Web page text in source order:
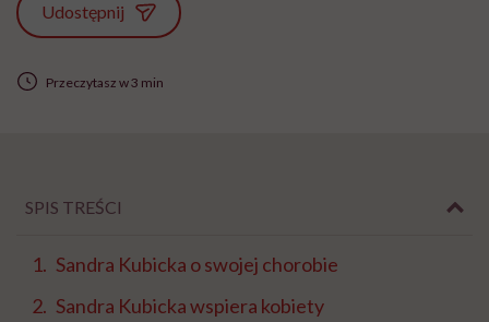
Udostępnij
Przeczytasz w 3 min
SPIS TREŚCI
Sandra Kubicka o swojej chorobie
Sandra Kubicka wspiera kobiety